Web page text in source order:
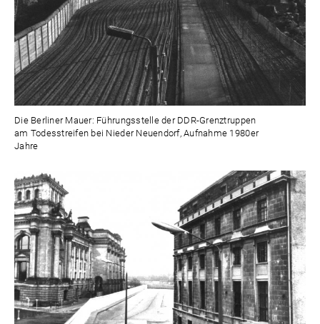
Die Berliner Mauer: Führungsstelle der DDR-Grenztruppen
am Todesstreifen bei Nieder Neuendorf, Aufnahme 1980er
Jahre